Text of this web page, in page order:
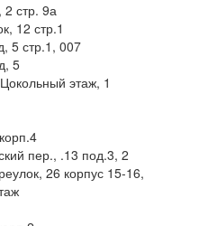
2 стр. 9а
12 стр.1
5 стр.1, 007
5
этаж, 1
пер., .13 под.3, 2
26 корпус 15-16,